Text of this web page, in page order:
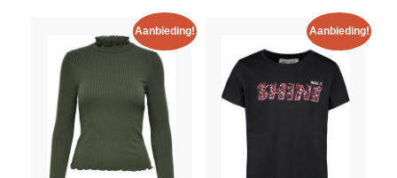
Aanbieding! Aanbieding!